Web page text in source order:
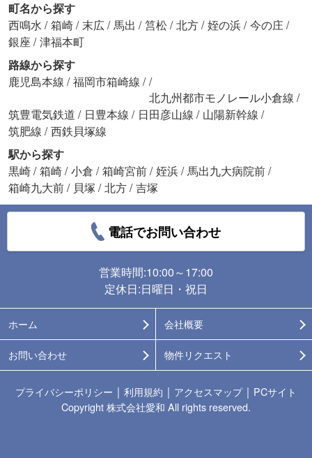
町名から探す
西鳴水 / 箱崎/ 末広/ 馬出 / 筥松/ 北方/ 姪の浜/ 今の庄 /
銀座 / 津福本町
路線から探す
鹿児島本線 / 福岡市箱崎線 / /
北九州都市モノレール小倉線 /
筑豊電気鉄道 / 日豊本線 / 日田彦山線 / 山陽新幹線 /
筑肥線 / 西鉄貝塚線
駅から探す
黒崎/ 箱崎/ 小倉 / 箱崎宮前/ 姪浜/ 馬出九大病院前/
箱崎九大前/ 貝塚 / 北方/ 吉塚
電話でお問い合わせ
営業時間:10:00～17:00
定休日:日曜日・祝日
ホーム 会社概要
お問い合わせ 物件リクエスト
プライバシーポリシー ｜ 利用規約 ｜ アクセスマップ｜ PCサイト
Copyright 株式会社愛和 All rights reserved.